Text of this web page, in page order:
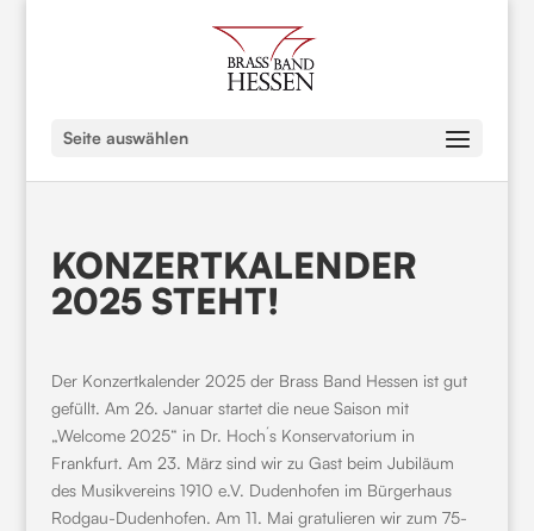
Seite auswählen
KONZERTKALENDER
2025 STEHT!
Der Konzertkalender 2025 der Brass Band Hessen ist gut
gefüllt. Am 26. Januar startet die neue Saison mit
„Welcome 2025“ in Dr. Hoch´s Konservatorium in
Frankfurt. Am 23. März sind wir zu Gast beim Jubiläum
des Musikvereins 1910 e.V. Dudenhofen im Bürgerhaus
Rodgau-Dudenhofen. Am 11. Mai gratulieren wir zum 75-